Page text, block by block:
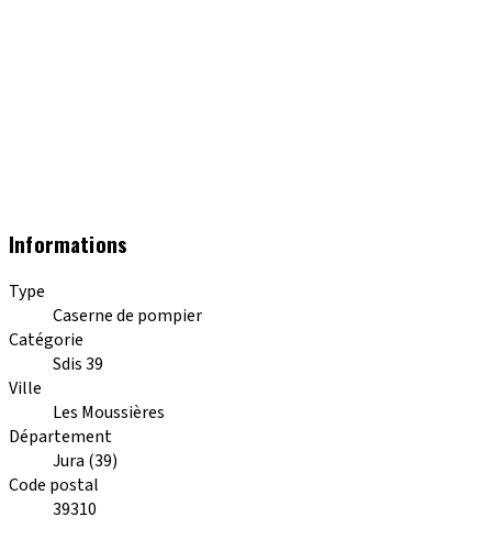
Informations
Type
Caserne de pompier
Catégorie
Sdis 39
Ville
Les Moussières
Département
Jura (39)
Code postal
39310